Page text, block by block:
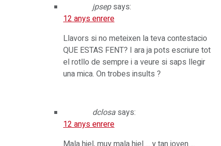
jpsep says:
12 anys enrere
Llavors si no meteixen la teva contestacio
QUE ESTAS FENT? I ara ja pots escriure tot
el rotllo de sempre i a veure si saps llegir
una mica. On trobes insults ?
dclosa says:
12 anys enrere